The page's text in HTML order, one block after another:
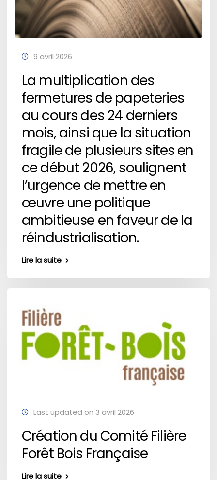
9 avril 2026
La multiplication des
fermetures de papeteries
au cours des 24 derniers
mois, ainsi que la situation
fragile de plusieurs sites en
ce début 2026, soulignent
l’urgence de mettre en
œuvre une politique
ambitieuse en faveur de la
réindustrialisation.
Lire la suite
Last updated on 3 avril 2026
Création du Comité Filière
Forêt Bois Française
Lire la suite